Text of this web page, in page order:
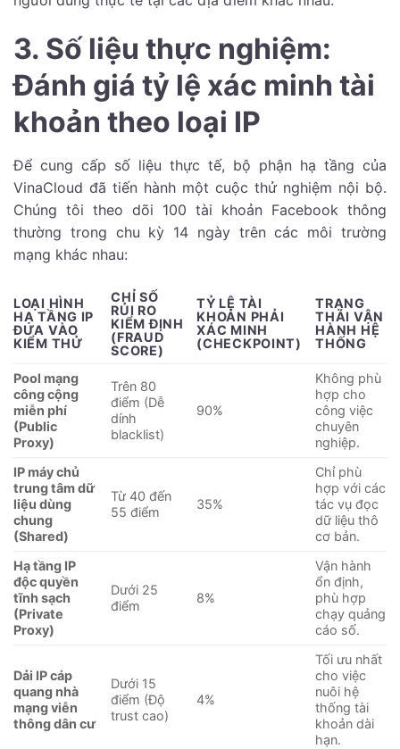
3. Số liệu thực nghiệm:
Đánh giá tỷ lệ xác minh tài
khoản theo loại IP
Để cung cấp số liệu thực tế, bộ phận hạ tầng của
VinaCloud đã tiến hành một cuộc thử nghiệm nội bộ.
Chúng tôi theo dõi 100 tài khoản Facebook thông
thường trong chu kỳ 14 ngày trên các môi trường
mạng khác nhau:
LOẠI HÌNH
HẠ TẦNG IP
ĐƯA VÀO
KIỂM THỬ
CHỈ SỐ
RỦI RO
KIỂM ĐỊNH
(FRAUD
SCORE)
TỶ LỆ TÀI
KHOẢN PHẢI
XÁC MINH
(CHECKPOINT)
TRẠNG
THÁI VẬN
HÀNH HỆ
THỐNG
Pool mạng
công cộng
miễn phí
(Public
Proxy)
Trên 80
điểm (Dễ
dính
blacklist)
90%
Không phù
hợp cho
công việc
chuyên
nghiệp.
IP máy chủ
trung tâm dữ
liệu dùng
chung
(Shared)
Từ 40 đến
55 điểm
35%
Chỉ phù
hợp với các
tác vụ đọc
dữ liệu thô
cơ bản.
Hạ tầng IP
độc quyền
tĩnh sạch
(Private
Proxy)
Dưới 25
điểm
8%
Vận hành
ổn định,
phù hợp
chạy quảng
cáo số.
Dải IP cáp
quang nhà
mạng viễn
thông dân cư
Dưới 15
điểm (Độ
trust cao)
4%
Tối ưu nhất
cho việc
nuôi hệ
thống tài
khoản dài
hạn.